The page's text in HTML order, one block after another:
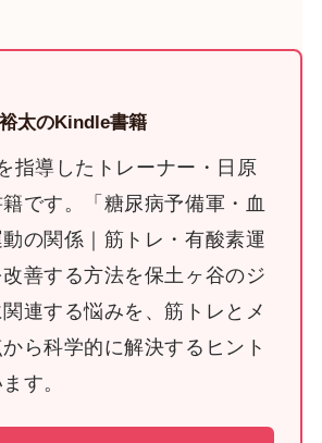
太のKindle書籍
指導したトレーナー・日原
です。「糖尿病予備軍・血
の関係｜筋トレ・有酸素運
善する方法を保土ヶ谷のジ
連する悩みを、筋トレとメ
ら科学的に解決するヒント
す。